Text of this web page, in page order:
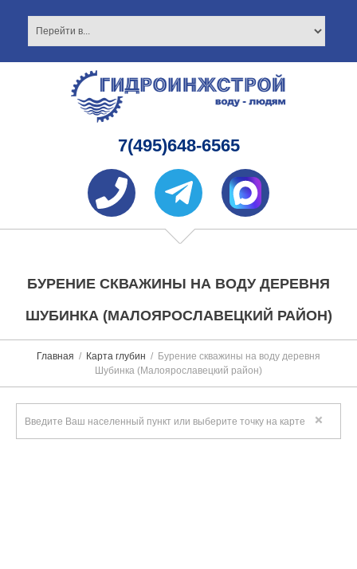
7(495)648-6565
БУРЕНИЕ СКВАЖИНЫ НА ВОДУ ДЕРЕВНЯ
ШУБИНКА (МАЛОЯРОСЛАВЕЦКИЙ РАЙОН)
Главная Карта глубин
Бурение скважины на воду деревня
Шубинка (Малоярославецкий район)